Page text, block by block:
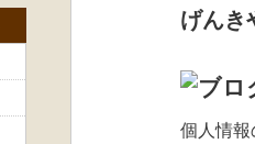
げんき
個人情報